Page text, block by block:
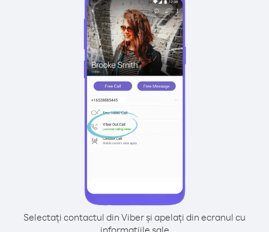
Selectați contactul din Viber și apelați din ecranul cu
informațiile sale